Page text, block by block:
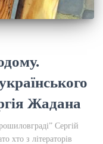
Жадана
Сергій
хто з літераторів